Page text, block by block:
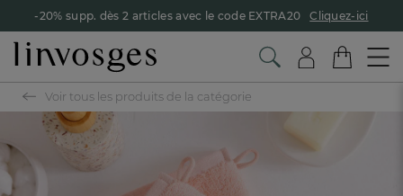
-20% supp. dès 2 articles avec le code EXTRA20 Cliquez-ici
Voir tous les produits de la catégorie